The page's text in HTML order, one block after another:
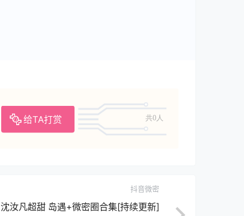
给TA打赏 共0人
抖音微密
沈汝凡超甜 岛遇+微密圈合集[持续更新]